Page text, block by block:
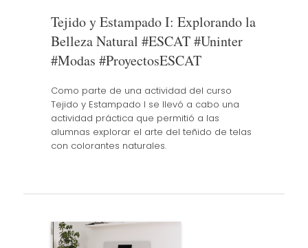
Tejido y Estampado I: Explorando la
Belleza Natural #ESCAT #Uninter
#Modas #ProyectosESCAT
Como parte de una actividad del curso
Tejido y Estampado I se llevó a cabo una
actividad práctica que permitió a las
alumnas explorar el arte del teñido de telas
con colorantes naturales.